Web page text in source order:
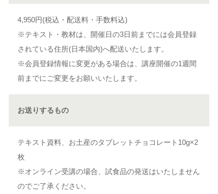
4,950円(税込・配送料・手数料込)
※テキスト・教材は、開催日の3日前までには会員登録
されている住所(日本国内)へ配送いたします。
※会員登録情報に変更がある場合は、講座開催の1週間
前までにご変更をお願いいたします。
お送りするもの
テキスト資料、お土産のタブレットチョコレート10g×2
枚
※オンライン受講の場合、試食品の発送はいたしません
のでご了承ください。